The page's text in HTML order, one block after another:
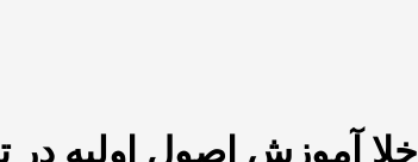
خلا آموزش اصول اولیه در